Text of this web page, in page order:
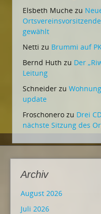
Elsbeth Muche zu
gewählt
Netti zu Brummi auf
Bernd Huth zu Der
Leitung
Schneider zu
update
Froschonero zu Drei
nächste Sitzung des
Archiv
August 2026
Juli 2026